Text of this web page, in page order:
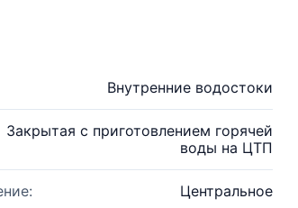
Внутренние водостоки
Закрытая с приготовлением горячей
воды на ЦТП
Центральное